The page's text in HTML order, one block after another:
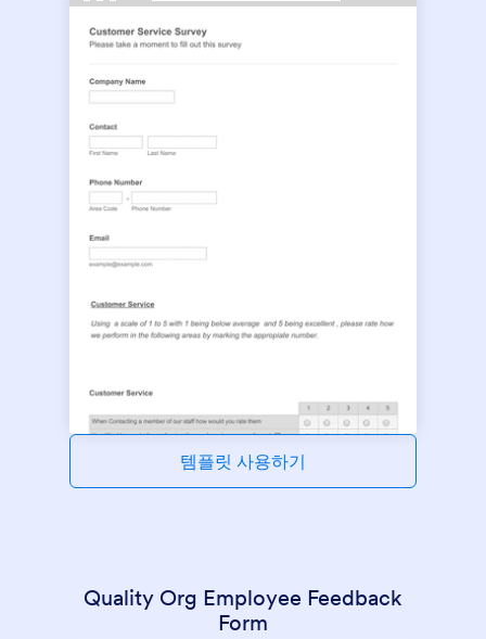
템플릿 사용하기
Quality Org Employee Feedback
Form